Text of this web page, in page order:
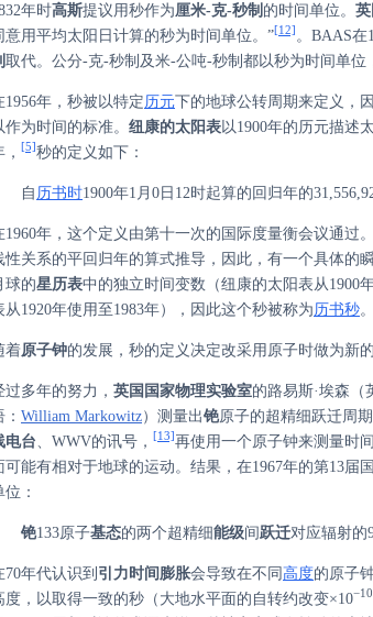
年时高斯提议用秒作为厘米-克-秒制 的时间单位。
意用平均太阳日计算的秒为时间单位。”[12] 。BAAS在
取代。公分-克-秒制及米-公吨-秒制都以秒为时间单位
1956年，秒被以特定历元下的地球公转周期来定义，
作为时间的标准。纽康的太阳表以1900年的历元描述
，[5]秒的定义如下：
自 历书时1900年1月0日12时起算的回归年的
1960年，这个定义由第十一次的国际度量衡会议通过
性关系的平回归年的算式推导，因此，有一个具体的
球的星历表中的独立时间变数（纽康的太阳表从1900
从1920年使用至1983年），因此这个秒被称为历书秒
着原子钟的发展，秒的定义决定改采用原子时做为新
过多年的努力，英国国家物理实验室的路易斯·埃森 （
：William Markowitz）测量出铯原子的超精细跃迁周
电台 、WWV的讯号，[13]再使用一个原子钟来测量时
可能有相对于地球的运动。结果，在1967年的第13届
位：
铯133原子基态的两个超精细能级间 跃迁对应辐射的
70年代认识到 引力时间膨胀会导致在不同高度的原子
度，以取得一致的秒（大地水平面的自转约改变×10−10